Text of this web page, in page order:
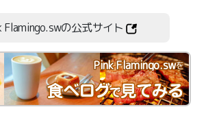
Flamingo.swの公式サイト
Pink Flamingo.swを